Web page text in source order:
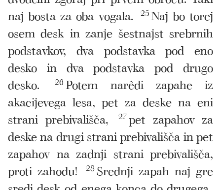
naj bosta za oba vogala.
25Naj bo torej
osem desk in zanje šestnajst srebrnih
podstavkov, dva podstavka pod eno
desko in dva podstavka pod drugo
desko.
26 Potem narêdi zapahe iz
akacijevega lesa, pet za deske na eni
strani prebivališča,
27pet zapahov za
deske na drugi strani prebivališča in pet
zapahov na zadnji strani prebivališča,
proti zahodu!
28 Srednji zapah naj gre